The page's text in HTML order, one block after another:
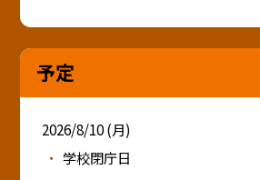
予定
2026/8/10 (月)
学校閉庁日